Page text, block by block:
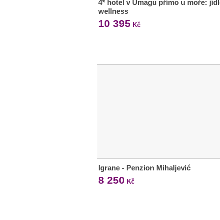
4* hotel v Umagu přímo u moře:
wellness
10 395 Kč
Igrane - Penzion Mihaljević
8 250 Kč